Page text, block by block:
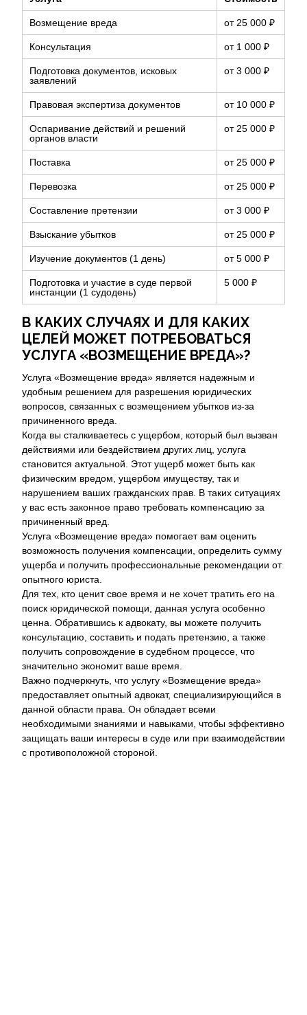
Возмещение вреда от 25 000 ₽
Консультация от 1 000 ₽
Подготовка документов, исковых
заявлений
от 3 000 ₽
Правовая экспертиза документов от 10 000 ₽
Оспаривание действий и решений
органов власти
от 25 000 ₽
Поставка от 25 000 ₽
Перевозка от 25 000 ₽
Составление претензии от 3 000 ₽
Взыскание убытков от 25 000 ₽
Изучение документов (1 день) от 5 000 ₽
Подготовка и участие в суде первой
инстанции (1 судодень)
5 000 ₽
В КАКИХ СЛУЧАЯХ И ДЛЯ КАКИХ
ЦЕЛЕЙ МОЖЕТ ПОТРЕБОВАТЬСЯ
УСЛУГА «ВОЗМЕЩЕНИЕ ВРЕДА»?
Услуга «Возмещение вреда» является надежным и
удобным решением для разрешения юридических
вопросов, связанных с возмещением убытков из-за
причиненного вреда.
Когда вы сталкиваетесь с ущербом, который был вызван
действиями или бездействием других лиц, услуга
становится актуальной. Этот ущерб может быть как
физическим вредом, ущербом имуществу, так и
нарушением ваших гражданских прав. В таких ситуациях
у вас есть законное право требовать компенсацию за
причиненный вред.
Услуга «Возмещение вреда» помогает вам оценить
возможность получения компенсации, определить сумму
ущерба и получить профессиональные рекомендации от
опытного юриста.
Для тех, кто ценит свое время и не хочет тратить его на
поиск юридической помощи, данная услуга особенно
ценна. Обратившись к адвокату, вы можете получить
консультацию, составить и подать претензию, а также
получить сопровождение в судебном процессе, что
значительно экономит ваше время.
Важно подчеркнуть, что услугу «Возмещение вреда»
предоставляет опытный адвокат, специализирующийся в
данной области права. Он обладает всеми
необходимыми знаниями и навыками, чтобы эффективно
защищать ваши интересы в суде или при взаимодействии
с противоположной стороной.